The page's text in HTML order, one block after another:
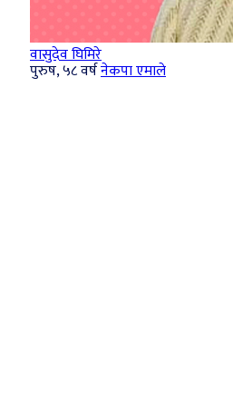
वासुदेव घिमिरे
पुरुष, ५८ वर्षनेकपा एमाले